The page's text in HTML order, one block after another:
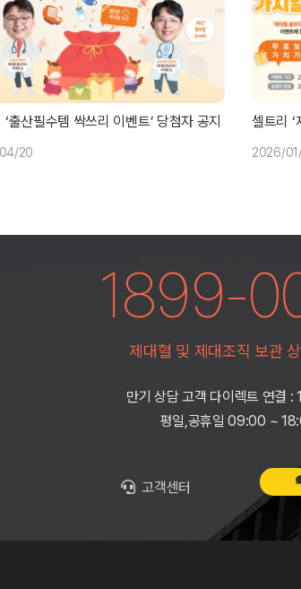
출산필수템 싹쓰리 이벤트’ 당첨자 공지
20
셀트리 ‘
2026/
1899-
제대혈 및 제대조직 보관
만기 상담 고객 다이렉트 연결 :
평일,공휴일 09:00 ~
고객센터